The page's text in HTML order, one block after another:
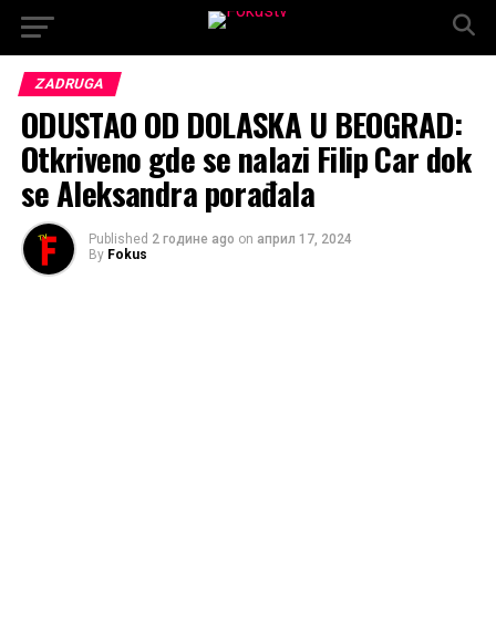
ZADRUGA
ODUSTAO OD DOLASKA U BEOGRAD:
Otkriveno gde se nalazi Filip Car dok
se Aleksandra porađala
Published 2 године ago on април 17, 2024
By Fokus